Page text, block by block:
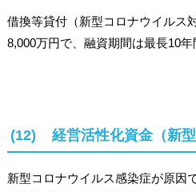
借換等貸付（新型コロナウイルス
8,000万円で、融資期間は最長10年
(12) 経営活性化資金（新型
新型コロナウイルス感染症が原因